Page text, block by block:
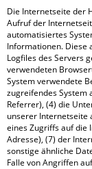
Die Internetseite der
Aufruf der
automatisiertes
Informationen. Diese
Logfiles des Servers
verwendeten
System verwendete
zugreifendes System
Referrer), (4) die
unserer Internetseite
eines Zugriffs auf die
Adresse), (7) der
sonstige ähnliche
Falle von Angriffen